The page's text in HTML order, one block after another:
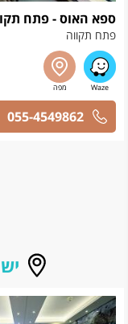
ספא האוס - פתח
פתח תקווה
055-4549862